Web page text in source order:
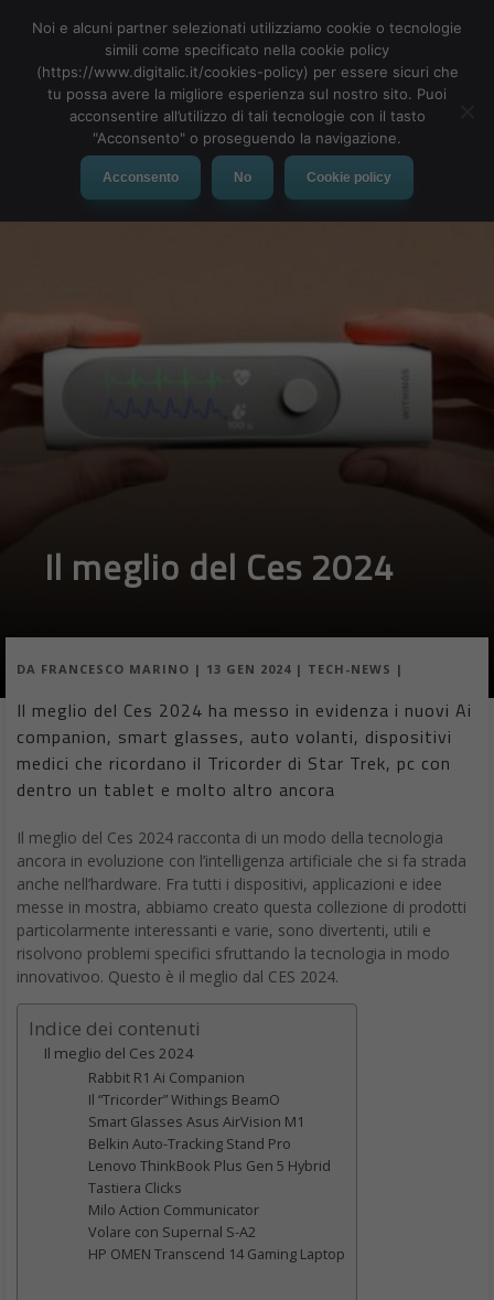
MENU
Il meglio del Ces 2024
DA FRANCESCO MARINO | 13 GEN 2024 | TECH-NEWS |
Il meglio del Ces 2024 ha messo in evidenza i nuovi Ai
companion, smart glasses, auto volanti, dispositivi
medici che ricordano il Tricorder di Star Trek, pc con
dentro un tablet e molto altro ancora
Il meglio del Ces 2024 racconta di un modo della tecnologia
ancora in evoluzione con l’intelligenza artificiale che si fa strada
anche nell’hardware. Fra tutti i dispositivi, applicazioni e idee
messe in mostra, abbiamo creato questa collezione di prodotti
particolarmente interessanti e varie, sono divertenti, utili e
risolvono problemi specifici sfruttando la tecnologia in modo
innovativoo. Questo è il meglio dal CES 2024.
Indice dei contenuti
Il meglio del Ces 2024
Rabbit R1 Ai Companion
Il “Tricorder” Withings BeamO
Smart Glasses Asus AirVision M1
Belkin Auto-Tracking Stand Pro
Lenovo ThinkBook Plus Gen 5 Hybrid
Tastiera Clicks
Milo Action Communicator
Volare con Supernal S-A2
HP OMEN Transcend 14 Gaming Laptop
Noi e alcuni partner selezionati utilizziamo cookie o tecnologie
simili come specificato nella cookie policy
(https://www.digitalic.it/cookies-policy) per essere sicuri che
tu possa avere la migliore esperienza sul nostro sito. Puoi
acconsentire all’utilizzo di tali tecnologie con il tasto
"Acconsento" o proseguendo la navigazione.
Acconsento No Cookie policy